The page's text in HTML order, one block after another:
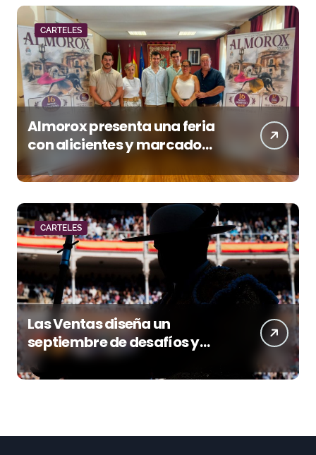
CARTELES
Almorox presenta una feria
con alicientes y marcado
acento torista
CARTELES
Las Ventas diseña un
septiembre de desafíos y
variedad ganadera